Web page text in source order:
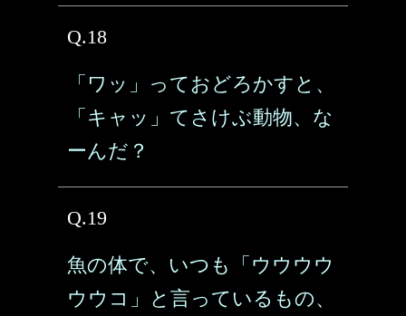
Q.18
「ワッ」っておどろかすと、
「キャッ」てさけぶ動物、な
ーんだ？
Q.19
魚の体で、いつも「ウウウウ
ウウコ」と言っているもの、